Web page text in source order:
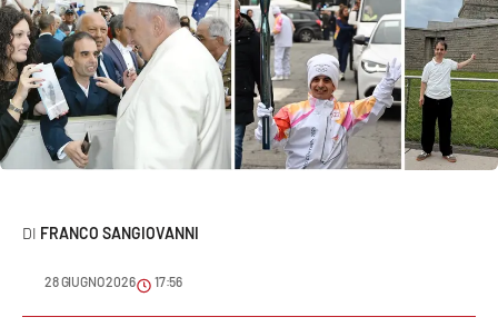
Sport
Cultura
Podcast
Meteo
Editoriali
FRANCO SANGIOVANNI
28 GIUGNO 2026 17:56